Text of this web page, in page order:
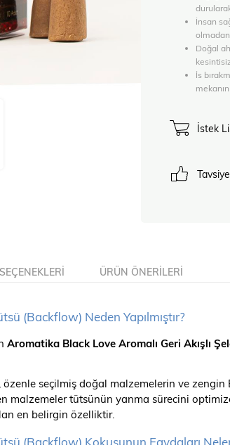
İnsan
Doğal
İs
İstek
ÜRÜN ÖNERILERI
(Backflow) Neden Yapılmıştır?
Aromatika Black Love Aromalı Geri Akışlı
, özenle seçilmiş doğal malzemelerin ve
tütsünün yanma sürecini
en belirgin özelliktir.
(Backflow) Kokusunun Faydaları